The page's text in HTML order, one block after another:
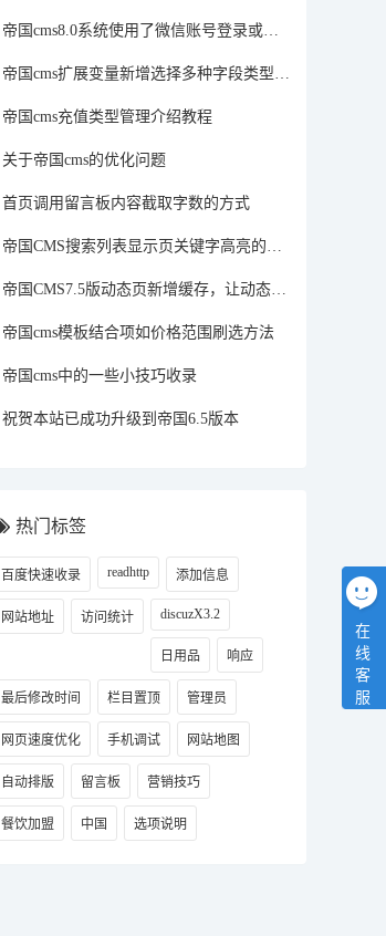
帝国cms8.0系统使用了微信账号登录或者qq账号登录获取的头像保存到本地方法
帝国cms扩展变量新增选择多种字段类型修改方法
帝国cms充值类型管理介绍教程
关于帝国cms的优化问题
首页调用留言板内容截取字数的方式
帝国CMS搜索列表显示页关键字高亮的更改实现
帝国CMS7.5版动态页新增缓存，让动态模式的网站速度更快
帝国cms模板结合项如价格范围刷选方法
帝国cms中的一些小技巧收录
祝贺本站已成功升级到帝国6.5版本
热门标签
百度快速收录 readhttp 添加信息
网站地址 访问统计 discuzX3.2
日用品 响应
最后修改时间 栏目置顶 管理员
网页速度优化 手机调试 网站地图
自动排版 留言板 营销技巧
餐饮加盟 中国 选项说明
在
线
客
服